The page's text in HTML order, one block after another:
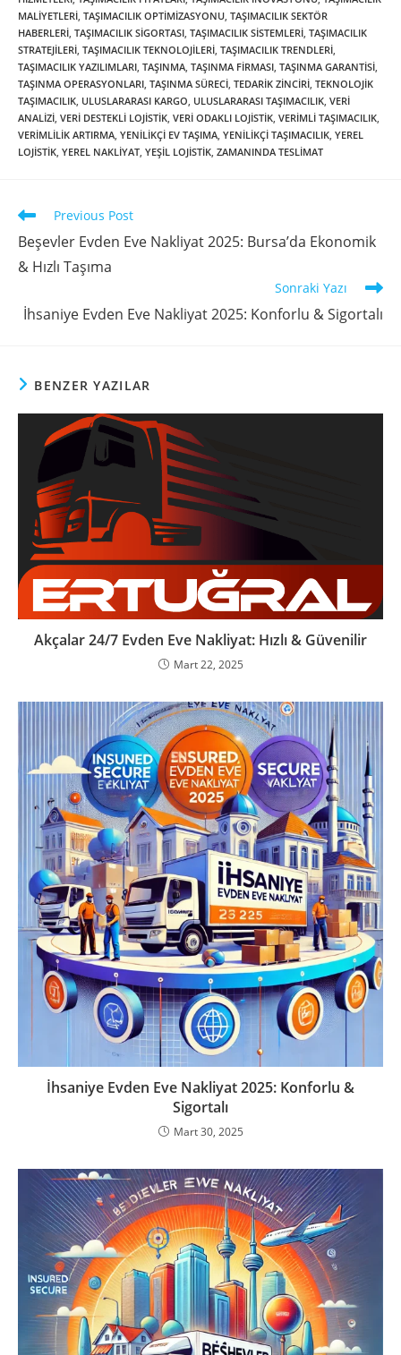
MALIYETLERI, TAŞIMACILIK OPTIMIZASYONU, TAŞIMACILIK SEKTÖR
HABERLERI, TAŞIMACILIK SIGORTASI, TAŞIMACILIK SISTEMLERI, TAŞIMACILIK
STRATEJILERI, TAŞIMACILIK TEKNOLOJILERI, TAŞIMACILIK TRENDLERI,
TAŞIMACILIK YAZILIMLARI, TAŞINMA, TAŞINMA FIRMASI, TAŞINMA GARANTISI,
TAŞINMA OPERASYONLARI, TAŞINMA SÜRECI, TEDARIK ZINCIRI, TEKNOLOJIK
TAŞIMACILIK, ULUSLARARASI KARGO, ULUSLARARASI TAŞIMACILIK, VERI
ANALIZI, VERI DESTEKLI LOJISTIK, VERI ODAKLI LOJISTIK, VERIMLI TAŞIMACILIK,
VERIMLILIK ARTIRMA, YENILIKÇI EV TAŞIMA, YENILIKÇI TAŞIMACILIK, YEREL
LOJISTIK, YEREL NAKLIYAT, YEŞIL LOJISTIK, ZAMANINDA TESLIMAT
Previous Post
Beşevler Evden Eve Nakliyat 2025: Bursa’da Ekonomik
& Hızlı Taşıma
Sonraki Yazı
İhsaniye Evden Eve Nakliyat 2025: Konforlu & Sigortalı
BENZER YAZILAR
Akçalar 24/7 Evden Eve Nakliyat: Hızlı & Güvenilir
Mart 22, 2025
İhsaniye Evden Eve Nakliyat 2025: Konforlu &
Sigortalı
Mart 30, 2025